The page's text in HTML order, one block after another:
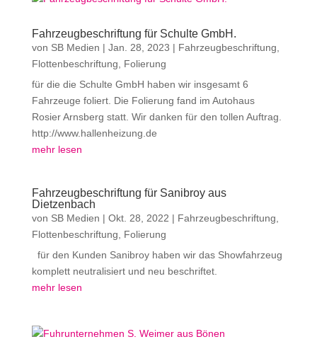
Fahrzeugbeschriftung für Schulte GmbH.
von SB Medien | Jan. 28, 2023 | Fahrzeugbeschriftung
Flottenbeschriftung
Folierung
für die die Schulte GmbH haben wir insgesamt 6
Fahrzeuge foliert. Die Folierung fand im Autohaus
Rosier Arnsberg statt. Wir danken für den tollen Auftrag.
http://www.hallenheizung.de
mehr lesen
Fahrzeugbeschriftung für Sanibroy aus
Dietzenbach
von SB Medien | Okt. 28, 2022 | Fahrzeugbeschriftung
Flottenbeschriftung
Folierung
für den Kunden Sanibroy haben wir das Showfahrzeug
komplett neutralisiert und neu beschriftet.
mehr lesen